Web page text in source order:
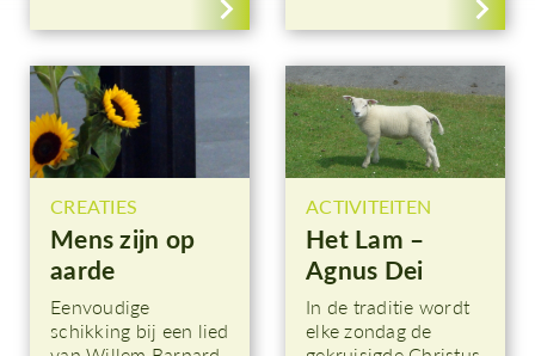
CREATIES
Mens zijn op
aarde
Eenvoudige
schikking bij een lied
ACTIVITEITEN
Het Lam –
Agnus Dei
In de traditie wordt
elke zondag de